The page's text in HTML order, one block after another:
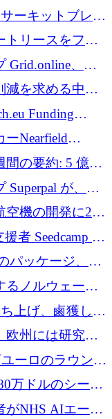
リーズ A で
ーキットブレー
万ユーロを調達
トリースをフラ
万ユーロを確
Grid.online、配
400 万ユーロの
減を求める中、
ルで支援
Funding
Nearfield
調達
間の要約: 5 億
上のテクノロジ
が、
カー プラット
を調達
空機の開発に250
者 Seedcamp が
に投資
パッケージ、5
成長基金EDM
フォトニクス
るノルウェーの
上げ、鹵獲した
ラットフォー
欧州には研究を
フラが不足し
ユーロのラウンド
万ドルのシード
トフォームを
がNHS AIエージ